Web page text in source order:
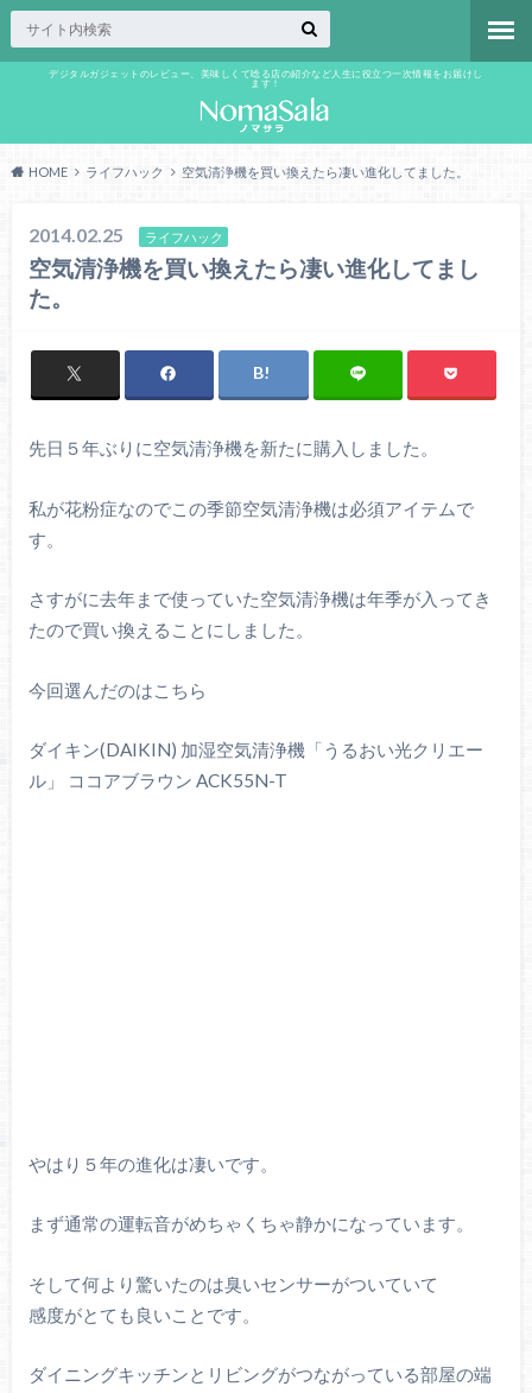
デジタルガジェットのレビュー、美味しくて唸る店の紹介など人生に役立つ一次情報をお届けし
ます！
HOME ライフハック 空気清浄機を買い換えたら凄い進化してました。
2014.02.25 ライフハック
空気清浄機を買い換えたら凄い進化してまし
た。
先日５年ぶりに空気清浄機を新たに購入しました。
私が花粉症なのでこの季節空気清浄機は必須アイテムで
す。
さすがに去年まで使っていた空気清浄機は年季が入ってき
たので買い換えることにしました。
今回選んだのはこちら
ダイキン(DAIKIN) 加湿空気清浄機「うるおい光クリエー
ル」 ココアブラウン ACK55N-T
やはり５年の進化は凄いです。
まず通常の運転音がめちゃくちゃ静かになっています。
そして何より驚いたのは臭いセンサーがついていて
感度がとても良いことです。
ダイニングキッチンとリビングがつながっている部屋の端